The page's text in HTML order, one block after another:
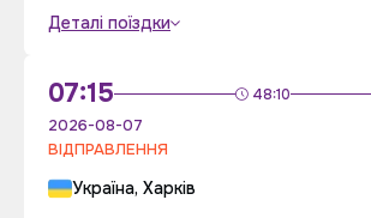
Деталі поїздки
07:15 48:10
2026-08-07
ВІДПРАВЛЕННЯ
Україна, Харків